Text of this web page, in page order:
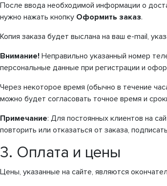
После ввода необходимой информации о
нужно нажать кнопку Оформить заказ.
Копия заказа будет выслана на ваш e-mail,
Внимание! Неправильно указанный номер
персональные данные при регистрации и
Через некоторое время (обычно в течение
можно будет согласовать точное время и
Примечание: Для постоянных клиентов на
повторить или отказаться от заказа,
3. Оплата и цены
Цены, указанные на сайте, являются